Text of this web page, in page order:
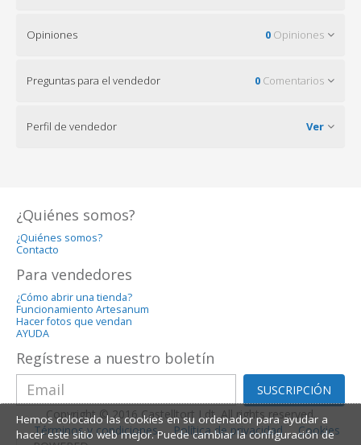
Opiniones 0 Opiniones
Preguntas para el vendedor 0 Comentarios
Perfil de vendedor Ver
¿Quiénes somos?
¿Quiénes somos?
Contacto
Para vendedores
¿Cómo abrir una tienda?
Funcionamiento Artesanum
Hacer fotos que vendan
AYUDA
Regístrese a nuestro boletín
SUSCRIPCIÓN
Copyright © 2016 Castelltort Ldt. All rights reserved.
Términos y condiciones
Política de privacidad
Cookies
Hemos colocado las cookies en su ordenador para ayudar a
hacer este sitio web mejor. Puede cambiar la configuración de